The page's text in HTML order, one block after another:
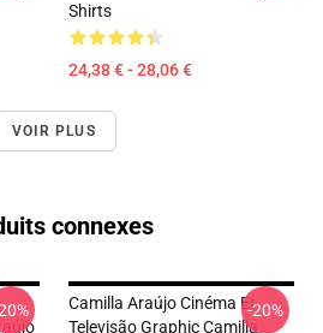
Shirts
24,38 € - 28,06 €
VOIR PLUS
connexes
Camilla Araújo Cinéma Et
Televisão Graphic Camilla
-20%